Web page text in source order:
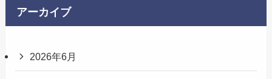
アーカイブ
2026年6月